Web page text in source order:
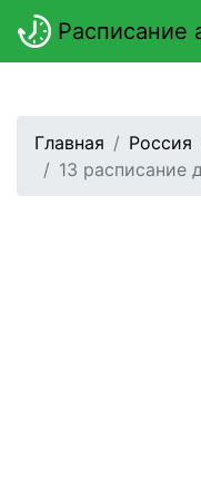
Расписание
Главная Россия
13 расписание